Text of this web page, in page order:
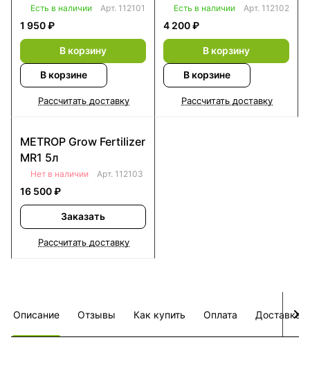
Есть в наличии Арт. 112101
1 950 ₽
В корзину
В корзине
Рассчитать доставку
Есть в наличии Арт. 112102
4 200 ₽
В корзину
В корзине
Рассчитать доставку
METROP Grow Fertilizer
MR1 5л
Нет в наличии Арт. 112103
16 500 ₽
Заказать
Рассчитать доставку
Описание Отзывы Как купить Оплата Доставка